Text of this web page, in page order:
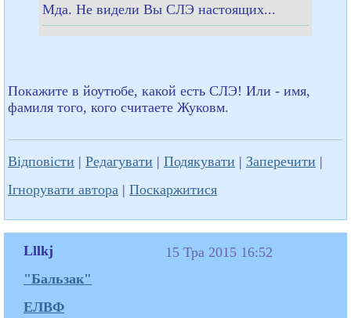
Мда. Не видели Вы СЛЭ настоящих...
Покажите в йоутюбе, какой есть СЛЭ! Или - имя,
фамиля того, кого считаете Жуковм.
Відповісти | Редагувати | Подякувати | Заперечити |
Ігнорувати автора | Поскаржитися
Lllkj
"Бальзак"
ЕЛВФ
15 Тра 2015 16:52